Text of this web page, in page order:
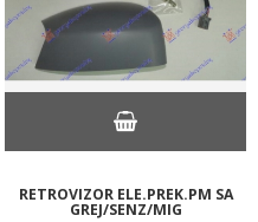
RETROVIZOR ELE.PREK.PM SA
GREJ/SENZ/MIG